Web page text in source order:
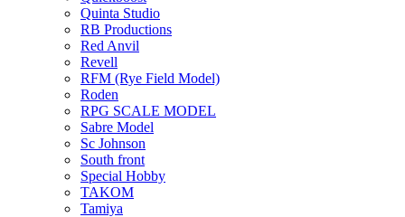
Quinta Studio
RB Productions
Red Anvil
Revell
RFM (Rye Field Model)
Roden
RPG SCALE MODEL
Sabre Model
Sc Johnson
South front
Special Hobby
TAKOM
Tamiya